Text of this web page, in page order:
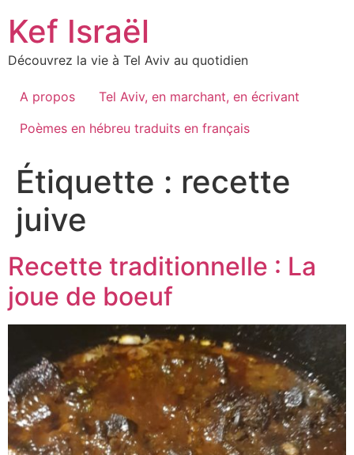
content
Kef Israël
Découvrez la vie à Tel Aviv au quotidien
A propos
Tel Aviv, en marchant, en écrivant
Poèmes en hébreu traduits en français
Étiquette : recette
juive
Recette traditionnelle : La
joue de boeuf